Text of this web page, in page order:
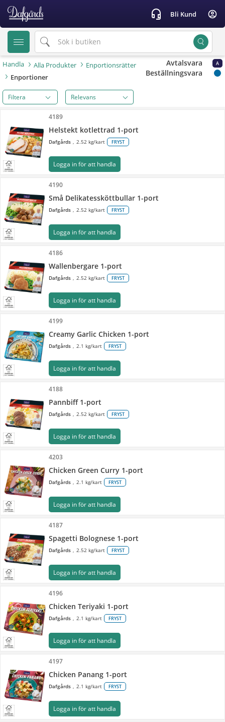
text.skipToContent
text.skipToNavigation
headset_mic Bli Kund account_circle
Handla Alla Produkter
Enportionsrätter
Enportioner
Avtalsvara A
Beställningsvara
Filtera
4189
Helstekt kotlettrad 1-port
Dafgårds 2.52 kg/kart FRYST
Logga in för att handla
4190
Små Delikatessköttbullar 1-port
Dafgårds 2.52 kg/kart FRYST
Logga in för att handla
4186
Wallenbergare 1-port
Dafgårds 2.52 kg/kart FRYST
Logga in för att handla
4199
Creamy Garlic Chicken 1-port
Dafgårds 2.1 kg/kart FRYST
Logga in för att handla
4188
Pannbiff 1-port
Dafgårds 2.52 kg/kart FRYST
Logga in för att handla
4203
Chicken Green Curry 1-port
Dafgårds 2.1 kg/kart FRYST
Logga in för att handla
4187
Spagetti Bolognese 1-port
Dafgårds 2.52 kg/kart FRYST
Logga in för att handla
4196
Chicken Teriyaki 1-port
Dafgårds 2.1 kg/kart FRYST
Logga in för att handla
4197
Chicken Panang 1-port
Dafgårds 2.1 kg/kart FRYST
Logga in för att handla